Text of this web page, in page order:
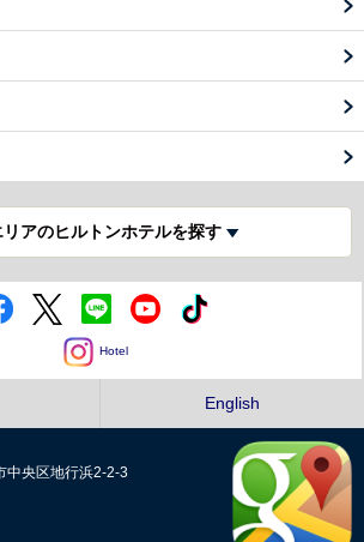
アのヒルトンホテルを探す
Hotel
English
中央区地行浜2-2-3